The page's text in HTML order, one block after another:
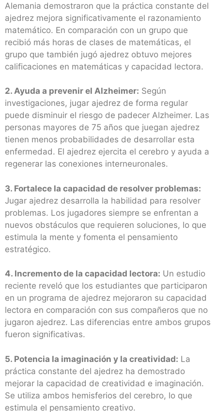
Alemania demostraron que la práctica constante del
ajedrez mejora significativamente el razonamiento
matemático. En comparación con un grupo que
recibió más horas de clases de matemáticas, el
grupo que también jugó ajedrez obtuvo mejores
calificaciones en matemáticas y capacidad lectora.
2. Ayuda a prevenir el Alzheimer: Según
investigaciones, jugar ajedrez de forma regular
puede disminuir el riesgo de padecer Alzheimer. Las
personas mayores de 75 años que juegan ajedrez
tienen menos probabilidades de desarrollar esta
enfermedad. El ajedrez ejercita el cerebro y ayuda a
regenerar las conexiones interneuronales.
3. Fortalece la capacidad de resolver problemas:
Jugar ajedrez desarrolla la habilidad para resolver
problemas. Los jugadores siempre se enfrentan a
nuevos obstáculos que requieren soluciones, lo que
estimula la mente y fomenta el pensamiento
estratégico.
4. Incremento de la capacidad lectora: Un estudio
reciente reveló que los estudiantes que participaron
en un programa de ajedrez mejoraron su capacidad
lectora en comparación con sus compañeros que no
jugaron ajedrez. Las diferencias entre ambos grupos
fueron significativas.
5. Potencia la imaginación y la creatividad: La
práctica constante del ajedrez ha demostrado
mejorar la capacidad de creatividad e imaginación.
Se utiliza ambos hemisferios del cerebro, lo que
estimula el pensamiento creativo.